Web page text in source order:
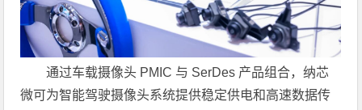
通过车载摄像头 PMIC 与 SerDes 产品组合，纳芯
微可为智能驾驶摄像头系统提供稳定供电和高速数据传